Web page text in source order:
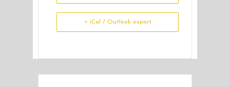
+ iCal / Outlook export